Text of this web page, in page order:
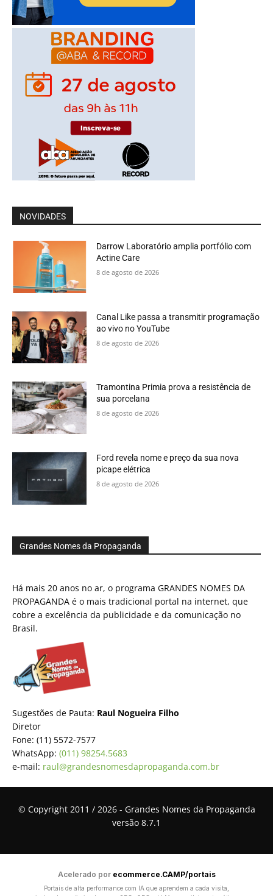
NOVIDADES
Darrow Laboratório amplia portfólio com
Actine Care
8 de agosto de 2026
Canal Like passa a transmitir programação
ao vivo no YouTube
8 de agosto de 2026
Tramontina Primia prova a resistência de
sua porcelana
8 de agosto de 2026
Ford revela nome e preço da sua nova
picape elétrica
8 de agosto de 2026
Grandes Nomes da Propaganda
Há mais 20 anos no ar, o programa GRANDES NOMES DA
PROPAGANDA é o mais tradicional portal na internet, que
cobre a excelência da publicidade e da comunicação no
Brasil.
Sugestões de Pauta: Raul Nogueira Filho
Diretor
Fone: (11) 5572-7577
WhatsApp: (011) 98254.5683
e-mail: raul@grandesnomesdapropaganda.com.br
© Copyright 2011 / 2026 - Grandes Nomes da Propaganda
versão 8.7.1
Acelerado por ecommerce.CAMP/portais
Portais de alta performance com IA que aprendem a cada visita,